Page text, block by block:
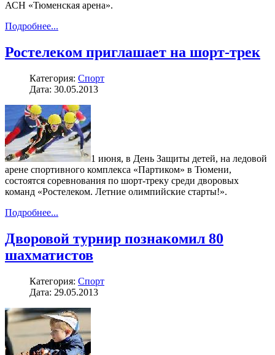
АСН «Тюменская арена».
Подробнее...
Ростелеком приглашает на шорт-трек
Категория: Спорт
Дата: 30.05.2013
1 июня, в День Защиты детей, на ледовой
арене спортивного комплекса «Партиком» в Тюмени,
состоятся соревнования по шорт-треку среди дворовых
команд «Ростелеком. Летние олимпийские старты!».
Подробнее...
Дворовой турнир познакомил 80
шахматистов
Категория: Спорт
Дата: 29.05.2013